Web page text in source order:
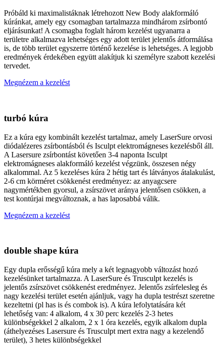
Próbáld ki maximalistáknak létrehozott New Body alakformáló
kúránkat, amely egy csomagban tartalmazza mindhárom zsírbontó
eljárásunkat! A csomagba foglalt három kezelést ugyanarra a
területre alkalmazva lehetséges egy adott terület jelentős átformálása
is, de több terület egyszerre történő kezelése is lehetséges. A legjobb
eredmények érdekében együtt alakítjuk ki személyre szabott kezelési
tervedet.
Megnézem a kezelést
turbó kúra
Ez a kúra egy kombinált kezelést tartalmaz, amely LaserSure orvosi
diódalézeres zsírbontásból és Isculpt elektromágneses kezelésből áll.
A Lasersure zsírbontást követően 3-4 naponta Isculpt
elektromágneses alakformáló kezelést végzünk, összesen négy
alkalommal. Az 5 kezeléses kúra 2 hétig tart és látványos átalakulást,
2-6 cm körméret csökkenést eredményez: az anyagcsere
nagymértékben gyorsul, a zsírszövet aránya jelentősen csökken, a
test kontúrjai megváltoznak, a has laposabbá válik.
Megnézem a kezelést
double shape kúra
Egy dupla erősségű kúra mely a két legnagyobb változást hozó
kezelésünket tartalmazza. A LaserSure és Trusculpt kezelés is
jelentős zsírszövet csökkenést eredményez. Jelentős zsírfelesleg és
nagy kezelési terület esetén ajánljuk, vagy ha dupla testrészt szeretne
kezeltetni (pl has is és combok is). A kúra lefolytatására két
lehetőség van: 4 alkalom, 4 x 30 perc kezelés 2-3 hetes
különbségekkel 2 alkalom, 2 x 1 óra kezelés, egyik alkalom dupla
(áthelyezéses Lasersure és Trusculpt mert extra nagy a kezelendő
terület), 3 hetes különbségekkel